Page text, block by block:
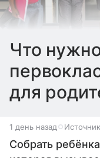
Что
для
1 день назад
Собрать